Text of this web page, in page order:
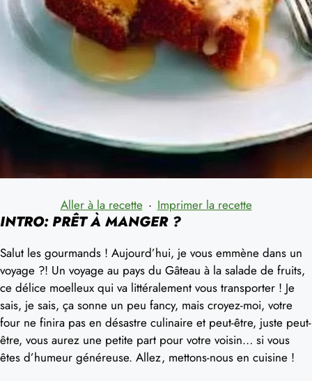
Aller à la recette · Imprimer la recette
INTRO: PRÊT À MANGER ?
Salut les gourmands ! Aujourd’hui, je vous emmène dans un
voyage ?! Un voyage au pays du Gâteau à la salade de fruits,
ce délice moelleux qui va littéralement vous transporter ! Je
sais, je sais, ça sonne un peu fancy, mais croyez-moi, votre
four ne finira pas en désastre culinaire et peut-être, juste peut-
être, vous aurez une petite part pour votre voisin… si vous
êtes d’humeur généreuse. Allez, mettons-nous en cuisine !